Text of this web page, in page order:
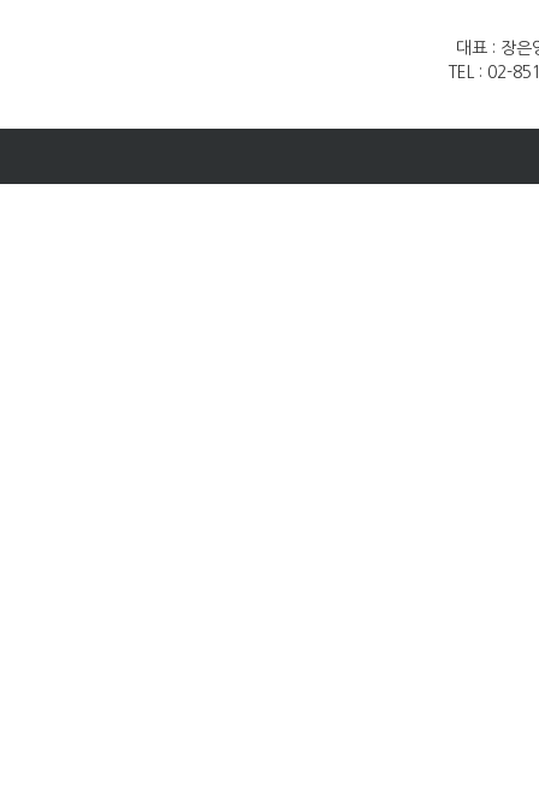
대표 : 장은
TEL : 02-